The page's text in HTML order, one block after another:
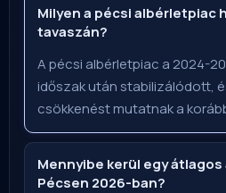
Milyen a pécsi albérletpiac
tavaszán?
A pécsi albérletpiac a 2024-
időszak után stabilizálódott,
csökkenést mutatnak a
Mennyibe kerül egy
Pécsen 2026-ban?